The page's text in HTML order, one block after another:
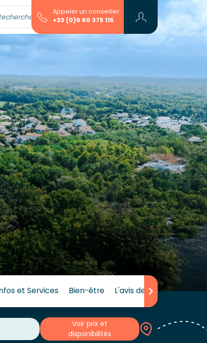
avec l'assistant...
Appeler un conseiller
+33 (0)9 69 375 115
et Services Bien-être L'avis des clients
Voir prix et
disponibilités